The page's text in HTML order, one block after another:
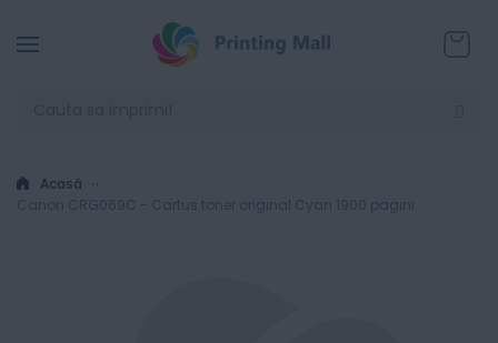
Acasă
Canon CRG069C - Cartus toner original Cyan 1900 pagini